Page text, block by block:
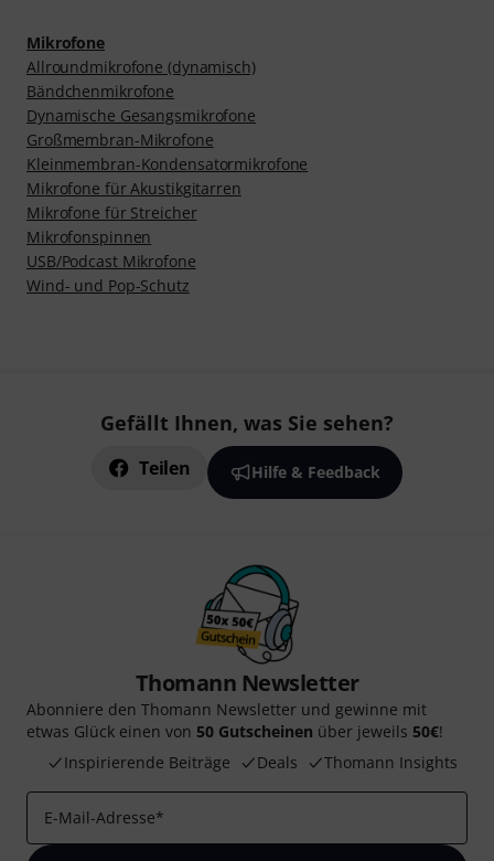
Mikrofone
Allroundmikrofone (dynamisch)
Bändchenmikrofone
Dynamische Gesangsmikrofone
Großmembran-Mikrofone
Kleinmembran-Kondensatormikrofone
Mikrofone für Akustikgitarren
Mikrofone für Streicher
Mikrofonspinnen
USB/Podcast Mikrofone
Wind- und Pop-Schutz
Gefällt Ihnen, was Sie sehen?
Teilen Hilfe & Feedback
Thomann Newsletter
Abonniere den Thomann Newsletter und gewinne mit
etwas Glück einen von 50 Gutscheinen über jeweils 50€!
Inspirierende Beiträge
Deals Thomann Insights
E-Mail-Adresse*